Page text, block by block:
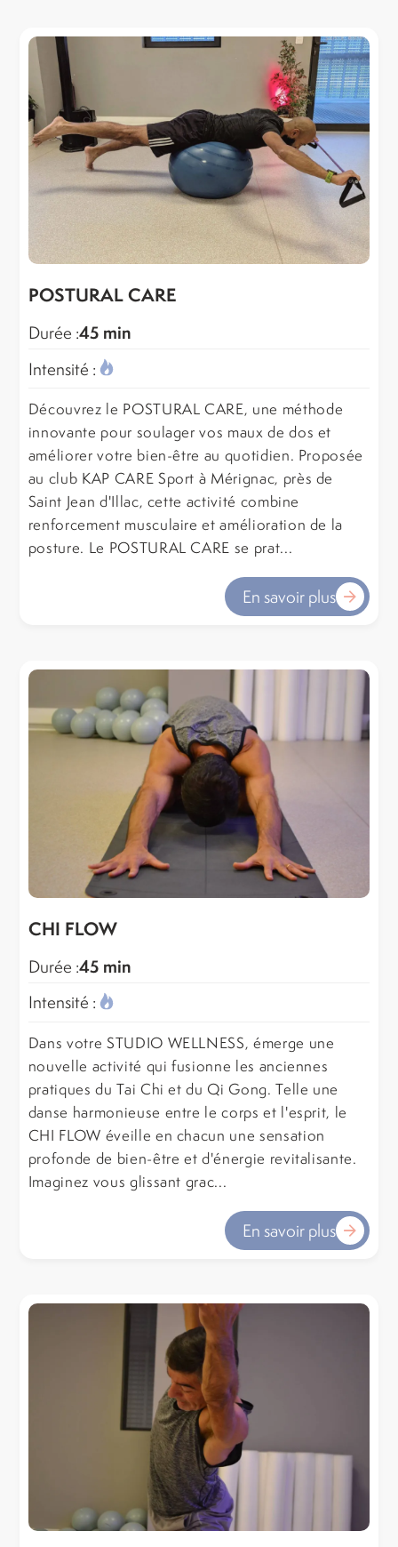
POSTURAL CARE
Durée :45 min
Intensité :
Découvrez le POSTURAL CARE, une méthode
innovante pour soulager vos maux de dos et
améliorer votre bien-être au quotidien. Proposée
au club KAP CARE Sport à Mérignac, près de
Saint Jean d'Illac, cette activité combine
renforcement musculaire et amélioration de la
posture. Le POSTURAL CARE se prat...
En savoir plus
CHI FLOW
Durée :45 min
Intensité :
Dans votre STUDIO WELLNESS, émerge une
nouvelle activité qui fusionne les anciennes
pratiques du Tai Chi et du Qi Gong. Telle une
danse harmonieuse entre le corps et l'esprit, le
CHI FLOW éveille en chacun une sensation
profonde de bien-être et d'énergie revitalisante.
Imaginez vous glissant grac...
En savoir plus